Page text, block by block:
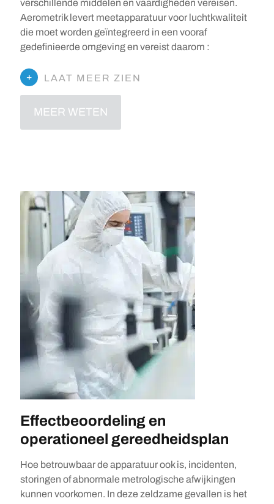
verschillende middelen en vaardigheden vereisen.
Aerometrik levert meetapparatuur voor luchtkwaliteit
die moet worden geïntegreerd in een vooraf
gedefinieerde omgeving en vereist daarom :
LAAT MEER ZIEN
MEER WETEN
Effectbeoordeling en
operationeel gereedheidsplan
Hoe betrouwbaar de apparatuur ook is, incidenten,
storingen of abnormale metrologische afwijkingen
kunnen voorkomen. In deze zeldzame gevallen is het